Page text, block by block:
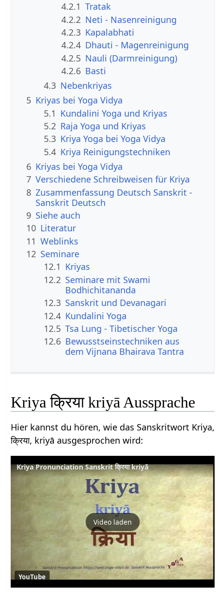
4.2.1 Tratak
4.2.2 Neti - Nasenreinigung
4.2.3 Kapalabhati
4.2.4 Dhauti - Magenreinigung
4.2.5 Nauli (Darmreinigung)
4.2.6 Basti
4.3 Nebenkriyas
5 Kriyas bei Yoga Vidya
5.1 Kundalini Yoga und Kriyas
5.2 Raja Yoga und Kriyas
5.3 Kriya Yoga bei Yoga Vidya
5.4 Kriya Reinigungstechniken
6 Kriyas bei Yoga Vidya
7 Verschiedene Schreibweisen für Kriya
8 Zusammenfassung Deutsch Sanskrit -
Sanskrit Deutsch
9 Siehe auch
10 Literatur
11 Weblinks
12 Seminare
12.1 Kriyas
12.2 Seminare mit Swami
Bodhichitananda
12.3 Sanskrit und Devanagari
12.4 Kundalini Yoga
12.5 Tsa Lung - Tibetischer Yoga
12.6 Bewusstseinstechniken aus
dem Vijnana Bhairava Tantra
Kriya क्रिया kriyā Aussprache
Hier kannst du hören, wie das Sanskritwort Kriya,
क्रिया, kriyā ausgesprochen wird:
Kriya Pronunciation Sanskrit क्रिया kriyā
Video laden
YouTube